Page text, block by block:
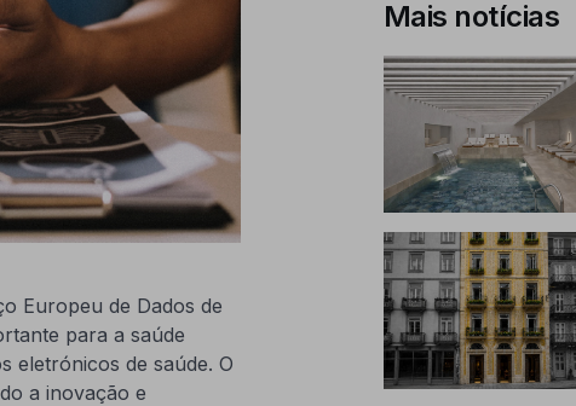
Europeu de Dados de
para a saúde
eletrónicos de saúde. O
a inovação e
Mais notícias